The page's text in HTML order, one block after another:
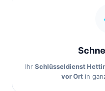
Ihr Schlüsseldienst
vor Ort in